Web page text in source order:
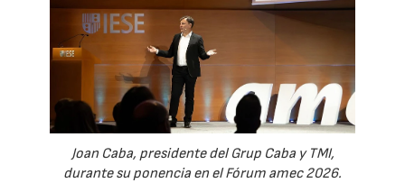
Joan Caba, presidente del Grup Caba y TMI,
durante su ponencia en el Fórum amec 2026.